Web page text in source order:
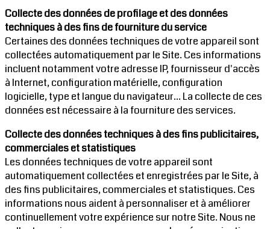
Collecte des données de profilage et des données
techniques à des fins de fourniture du service
Certaines des données techniques de votre appareil sont
collectées automatiquement par le Site. Ces informations
incluent notamment votre adresse IP, fournisseur d'accès
à Internet, configuration matérielle, configuration
logicielle, type et langue du navigateur... La collecte de ces
données est nécessaire à la fourniture des services.
Collecte des données techniques à des fins publicitaires,
commerciales et statistiques
Les données techniques de votre appareil sont
automatiquement collectées et enregistrées par le Site, à
des fins publicitaires, commerciales et statistiques. Ces
informations nous aident à personnaliser et à améliorer
continuellement votre expérience sur notre Site. Nous ne